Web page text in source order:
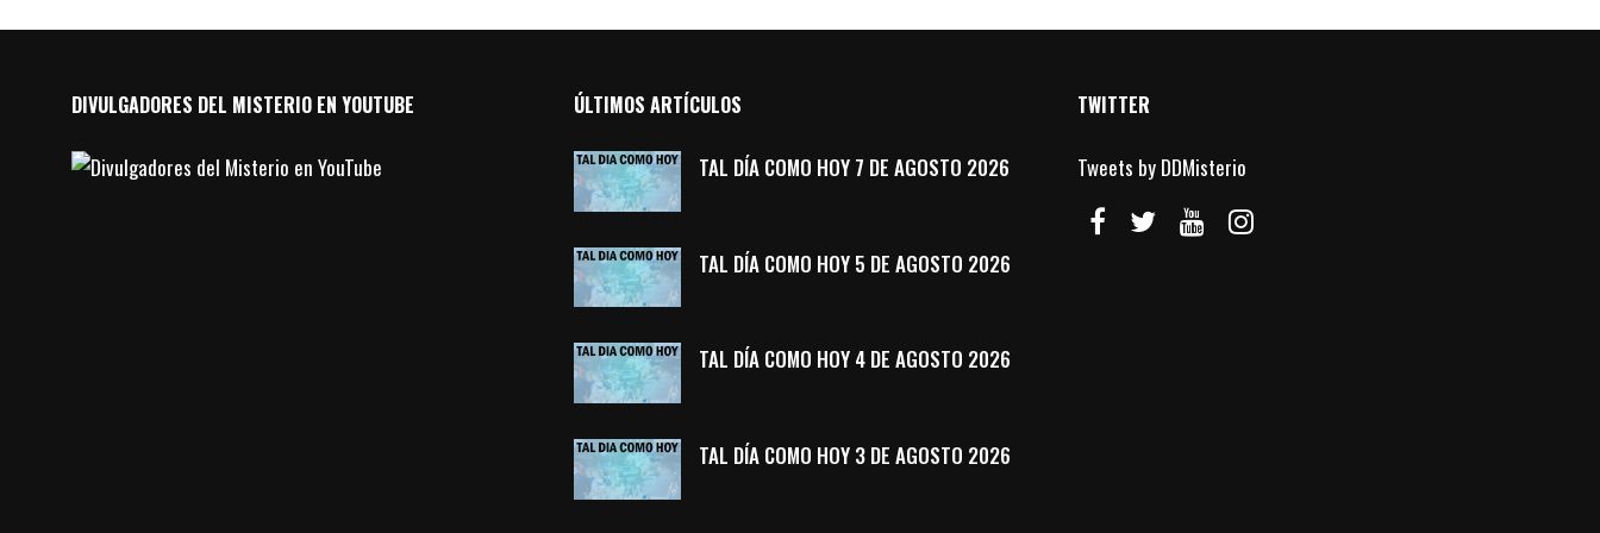
DIVULGADORES DEL MISTERIO EN YOUTUBE ÚLTIMOS ARTÍCULOS
TAL DÍA COMO HOY 7 DE AGOSTO 2026
TAL DÍA COMO HOY 5 DE AGOSTO 2026
TAL DÍA COMO HOY 4 DE AGOSTO 2026
TAL DÍA COMO HOY 3 DE AGOSTO 2026
TWITTER
Tweets by DDMisterio